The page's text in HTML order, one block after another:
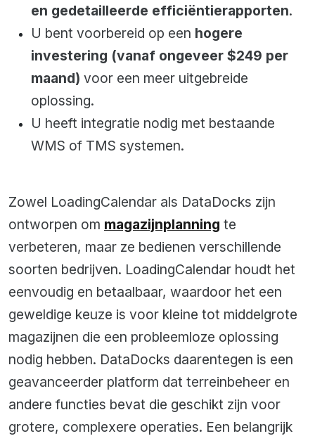
en gedetailleerde efficiëntierapporten.
U bent voorbereid op een hogere
investering (vanaf ongeveer $249 per
maand) voor een meer uitgebreide
oplossing.
U heeft integratie nodig met bestaande
WMS of TMS systemen.
Zowel LoadingCalendar als DataDocks zijn
ontworpen om magazijnplanning te
verbeteren, maar ze bedienen verschillende
soorten bedrijven. LoadingCalendar houdt het
eenvoudig en betaalbaar, waardoor het een
geweldige keuze is voor kleine tot middelgrote
magazijnen die een probleemloze oplossing
nodig hebben. DataDocks daarentegen is een
geavanceerder platform dat terreinbeheer en
andere functies bevat die geschikt zijn voor
grotere, complexere operaties. Een belangrijk